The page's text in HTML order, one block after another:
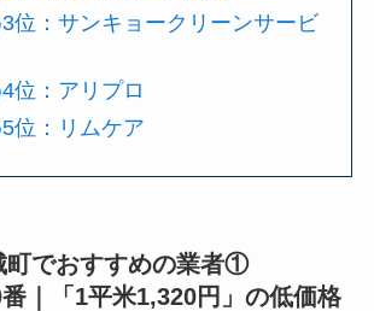
位：サンキョークリーンサービ
位：アリプロ
位：リムケア
町でおすすめの業者①
｜「1平米1,320円」の低価格